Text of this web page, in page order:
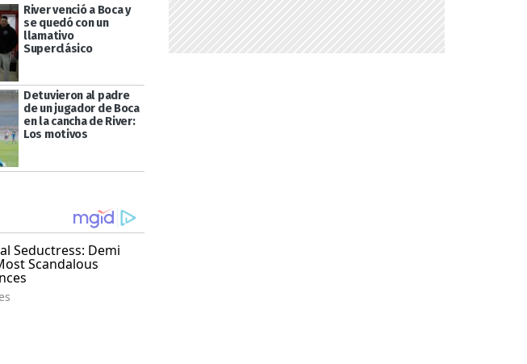
River venció a Boca y
se quedó con un
llamativo
Superclásico
Detuvieron al padre
de un jugador de Boca
en la cancha de River:
Los motivos